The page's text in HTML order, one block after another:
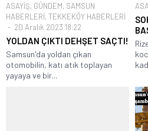
ASAYİŞ, GÜNDEM, SAMSUN
HABERLERİ, TEKKEKÖY HABERLERİ
20 Aralık 2023 18:22
YOLDAN ÇIKTI DEHŞET SAÇTI!
Samsun'da yoldan çıkan
otomobilin, katı atık toplayan
yayaya ve bir...